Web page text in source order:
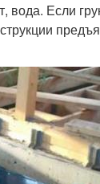
вода. Если